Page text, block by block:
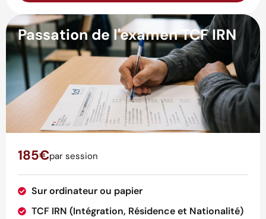
Passation de l'examen TCF IRN
185€par session
Sur ordinateur ou papier
TCF IRN (Intégration, Résidence et Nationalité)